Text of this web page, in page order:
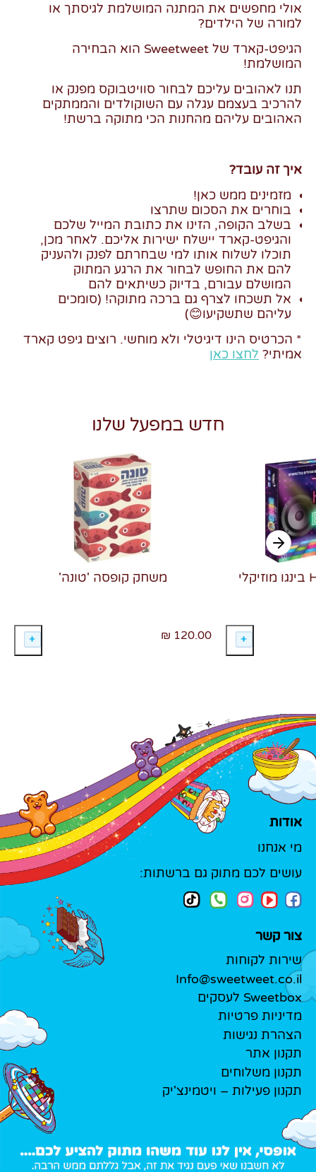
אולי מחפשים את המתנה המושלמת לגיסתך או
למורה של הילדים?
הגיפט-קארד של Sweetweet הוא הבחירה
המושלמת!
תנו לאהובים עליכם לבחור סוויטבוקס מפנק או
להרכיב בעצמם עגלה עם השוקולדים והממתקים
האהובים עליהם מהחנות הכי מתוקה ברשת!
איך זה עובד?
מזמינים ממש כאן!
בוחרים את הסכום שתרצו
בשלב הקופה, הזינו את כתובת המייל שלכם
והגיפט-קארד יישלח ישירות אליכם. לאחר מכן,
תוכלו לשלוח אותו למי שבחרתם לפנק ולהעניק
להם את החופש לבחור את הרגע המתוק
המושלם עבורם, בדיוק כשיתאים להם
אל תשכחו לצרף גם ברכה מתוקה! (סומכים
עליהם שתשקיעו😊)
* הכרטיס הינו דיגיטלי ולא מוחשי. רוצים גיפט קארד
אמיתי? לחצו כאן
חדש במפעל שלנו
משחק קופסה 'טונה'
120.00 ₪
אודות
מי אנחנו
עושים לכם מתוק גם ברשתות:
צור קשר
שירות לקוחות
Info@sweetweet.co.il
Sweetbox לעסקים
מדיניות פרטיות
הצהרת נגישות
תקנון אתר
תקנון משלוחים
תקנון פעילות – ויטמינצ'יק